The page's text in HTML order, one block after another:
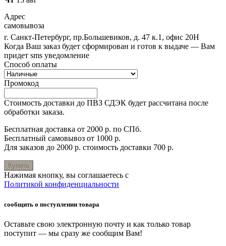
Адрес
самовывоза
г. Санкт-Петербург, пр.Большевиков, д. 47 к.1, офис 20Н
Когда Ваш заказ будет сформирован и готов к выдаче — Вам
придет sms уведомление
Способ оплаты
Промокод
Стоимость доставки до ПВЗ СДЭК будет рассчитана после
обработки заказа.
Бесплатная доставка от 2000 р. по СПб.
Бесплатный самовывоз от 1000 р.
Для заказов до 2000 р. стоимость доставки 700 р.
Купить
Нажимая кнопку, вы соглашаетесь с
Политикой конфиденциальности
сообщить о поступлении товара
Оставьте свою электронную почту и как только товар
поступит — мы сразу же сообщим Вам!